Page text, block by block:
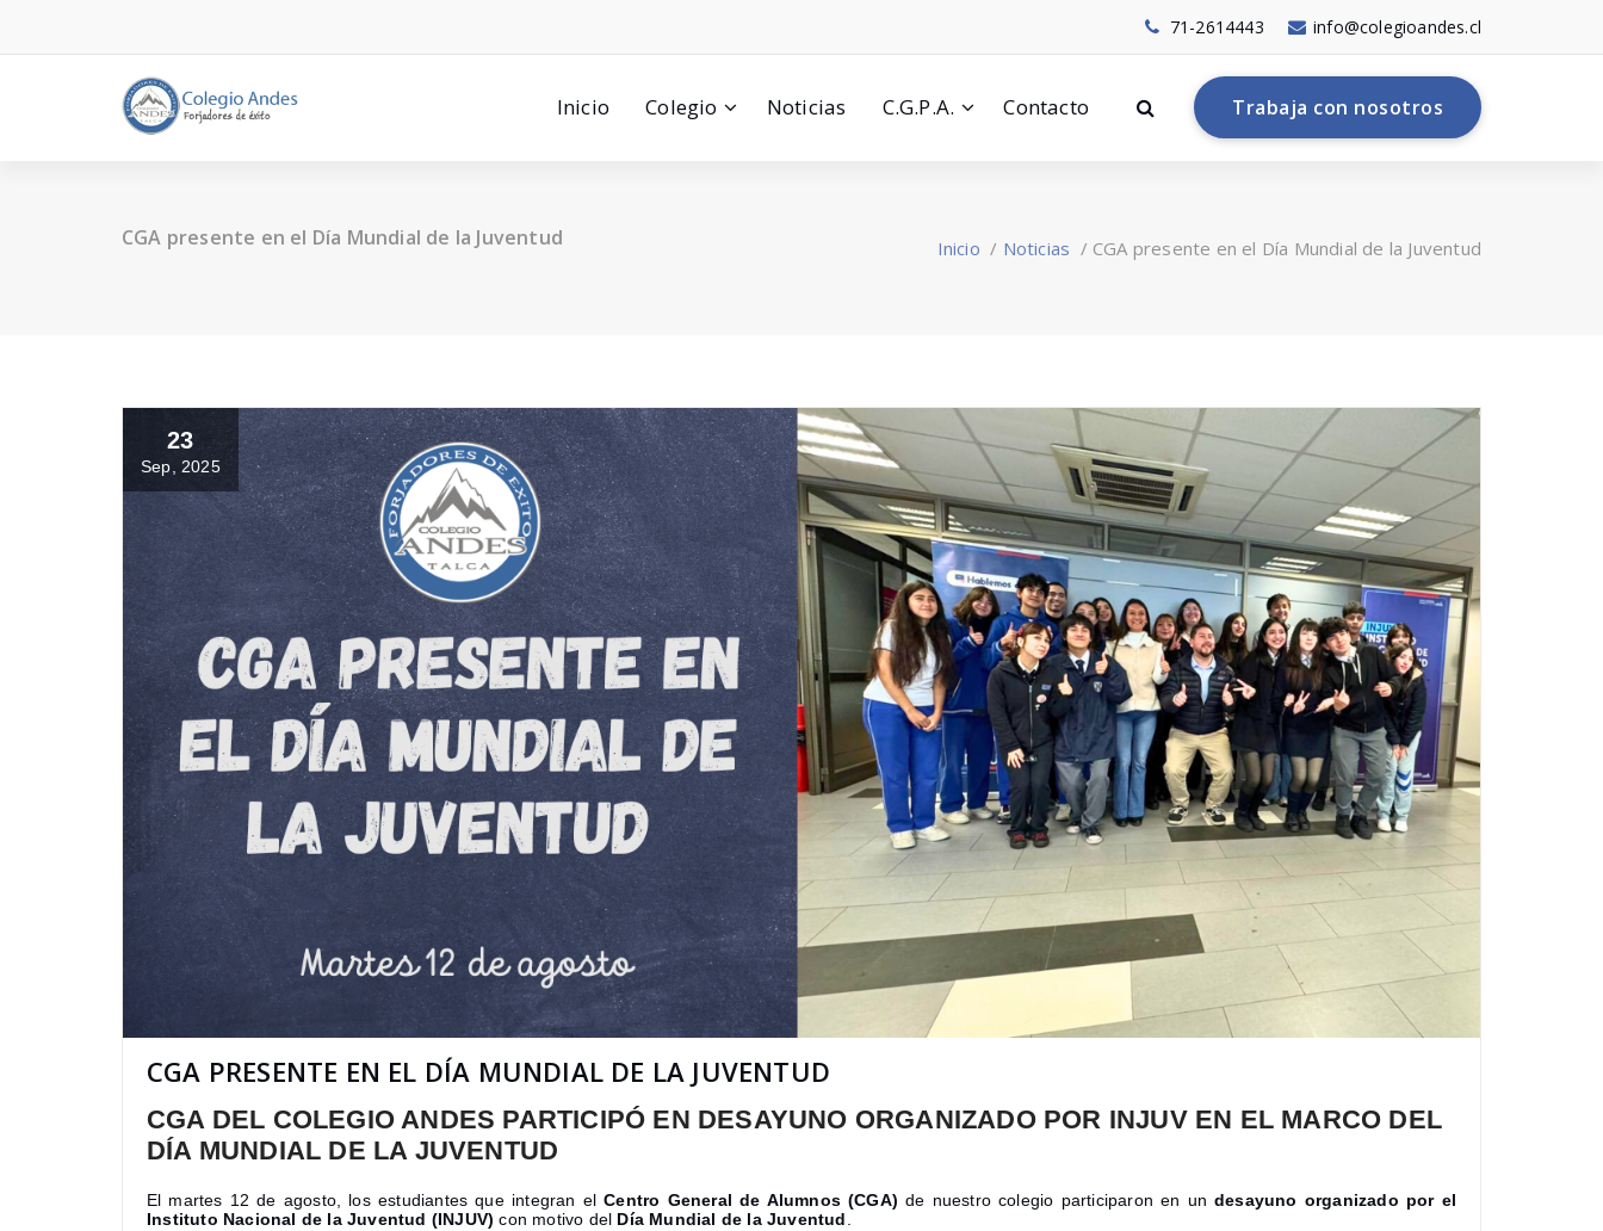
info@colegioandes.cl
71-2614443
Inicio Colegio Noticias C.G.P.A. Contacto Trabaja con nosotros
CGA presente en el Día Mundial de la Juventud Inicio / Noticias / CGA presente en el Día Mundial de la Juventud
23
Sep, 2025
CGA PRESENTE EN EL DÍA MUNDIAL DE LA JUVENTUD
CGA DEL COLEGIO ANDES PARTICIPÓ EN DESAYUNO ORGANIZADO POR INJUV EN EL MARCO DEL
DÍA MUNDIAL DE LA JUVENTUD
El martes 12 de agosto, los estudiantes que integran elCentro General de Alumnos (CGA) de nuestro colegio participaron en undesayuno organizado por el
Instituto Nacional de la Juventud (INJUV) con motivo del Día Mundial de la Juventud.